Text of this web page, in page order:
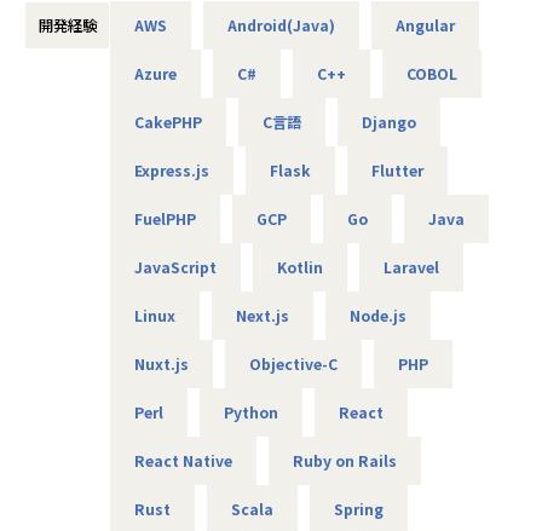
／FortiGate）
（Azure／AWS）
・メーカー向け仮想環境移行（VMware／Windows／Active
【案件選択制度】
広い分野を取り扱っているので、ご自身が本当にやりたい案
件に取り組むことが可能です。希望は100％聞き入れていま
すので、ぜひ理想の案件にチャレンジしてください。
【単価公開／単価連動制度】
当社ではご紹介する案件はすべて単価を公開しています。加
・案件の透明性の確保
開発経験 AWS Android(Java) Angular
Azure C# C++ COBOL
CakePHP C言語 Django
Express.js Flask Flutter
FuelPHP GCP Go Java
JavaScript Kotlin Laravel
Linux Next.js Node.js
Nuxt.js Objective-C PHP
Perl Python React
React Native Ruby on Rails
Rust Scala Spring